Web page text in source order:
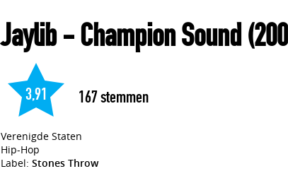
Jaylib- Champion Sound
3,91 167stemmen
Verenigde Staten
Hip-Hop
Label: Stones Throw